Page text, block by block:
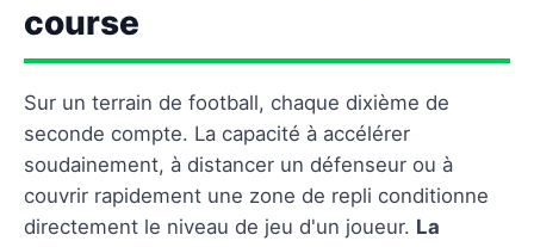
course
Sur un terrain de football, chaque dixième de
seconde compte. La capacité à accélérer
soudainement, à distancer un défenseur ou à
couvrir rapidement une zone de repli conditionne
directement le niveau de jeu d'un joueur. La